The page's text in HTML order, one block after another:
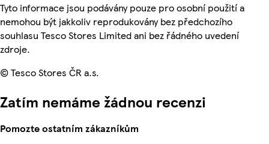
Tyto informace jsou podávány pouze pro osobní použití a
nemohou být jakkoliv reprodukovány bez předchozího
souhlasu Tesco Stores Limited ani bez řádného uvedení
zdroje.
© Tesco Stores ČR a.s.
Zatím nemáme žádnou recenzi
Pomozte ostatním zákazníkům